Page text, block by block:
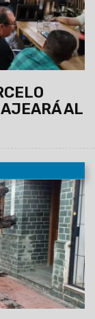
AL
al
que cedió
El objetivo fue
vehículos.